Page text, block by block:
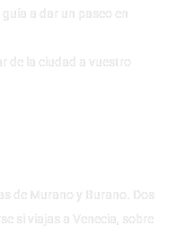
a dar un paseo en
de la ciudad a vuestro
de Murano y Burano. Dos
si viajas a Venecia, sobre